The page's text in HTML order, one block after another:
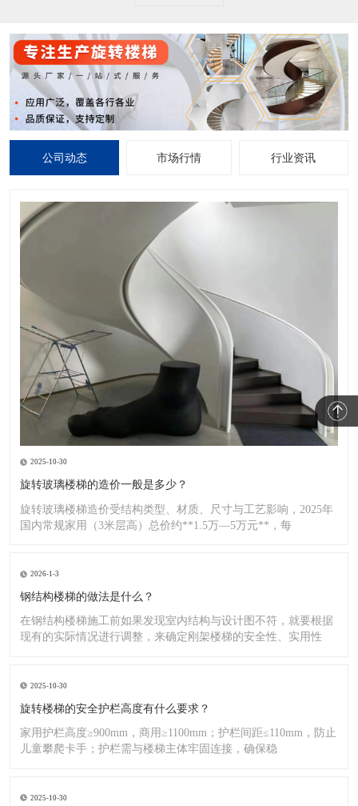
公司动态 市场行情 行业资讯
2025-10-30
旋转玻璃楼梯的造价一般是多少？
旋转玻璃楼梯造价受结构类型、材质、尺寸与工艺影响，2025年
国内常规家用（3米层高）总价约**1.5万—5万元**，每
2026-1-3
钢结构楼梯的做法是什么？
在钢结构楼梯施工前如果发现室内结构与设计图不符，就要根据
现有的实际情况进行调整，来确定刚架楼梯的安全性、实用性
2025-10-30
旋转楼梯的安全护栏高度有什么要求？
家用护栏高度≥900mm，商用≥1100mm；护栏间距≤110mm，防止
儿童攀爬卡手；护栏需与楼梯主体牢固连接，确保稳
2025-10-30